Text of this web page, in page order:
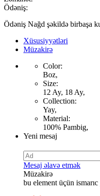
Ödəniş:
Ödəniş Nağd şəkildə birbaşa
Xüsusiyyətləri
Müzakirə
Color:
Boz,
Size:
12 Ay, 18 Ay,
Collection:
Yay,
Material:
100% Pambig,
Yeni mesaj
Mesaj əlavə etmək
Müzakirə
bu element üçün